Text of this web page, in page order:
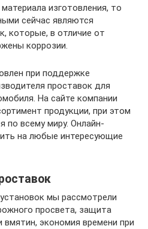
изготовления, то
сейчас являются
которые, в отличие от
коррозии.
при поддержке
проставок для
На сайте компании
продукции, при этом
по всему миру. Онлайн-
на любые интересующие
мы рассмотрели
просвета, защита
экономия времени при